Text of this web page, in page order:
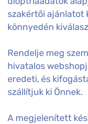
szakértői ajánlatot
könnyedén
Rendelje meg
hivatalos
eredeti, és
szállítjuk ki Önnek.
A megjelenített